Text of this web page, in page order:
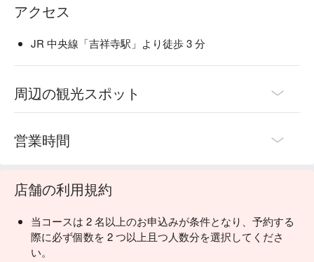
アクセス
JR 中央線「吉祥寺駅」より徒歩 3 分
周辺の観光スポット
営業時間
店舗の利用規約
当コースは 2 名以上のお申込みが条件となり、予約する
際に必ず個数を 2 つ以上且つ人数分を選択してくださ
い。